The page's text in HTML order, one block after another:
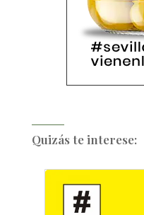
Quizás te interese: